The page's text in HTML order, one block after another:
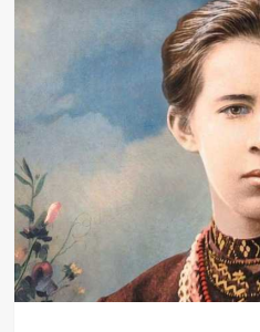
планетарної
моделі
атома
Ернест
Резерфорд:
експеримент
розкрив
порожнечу